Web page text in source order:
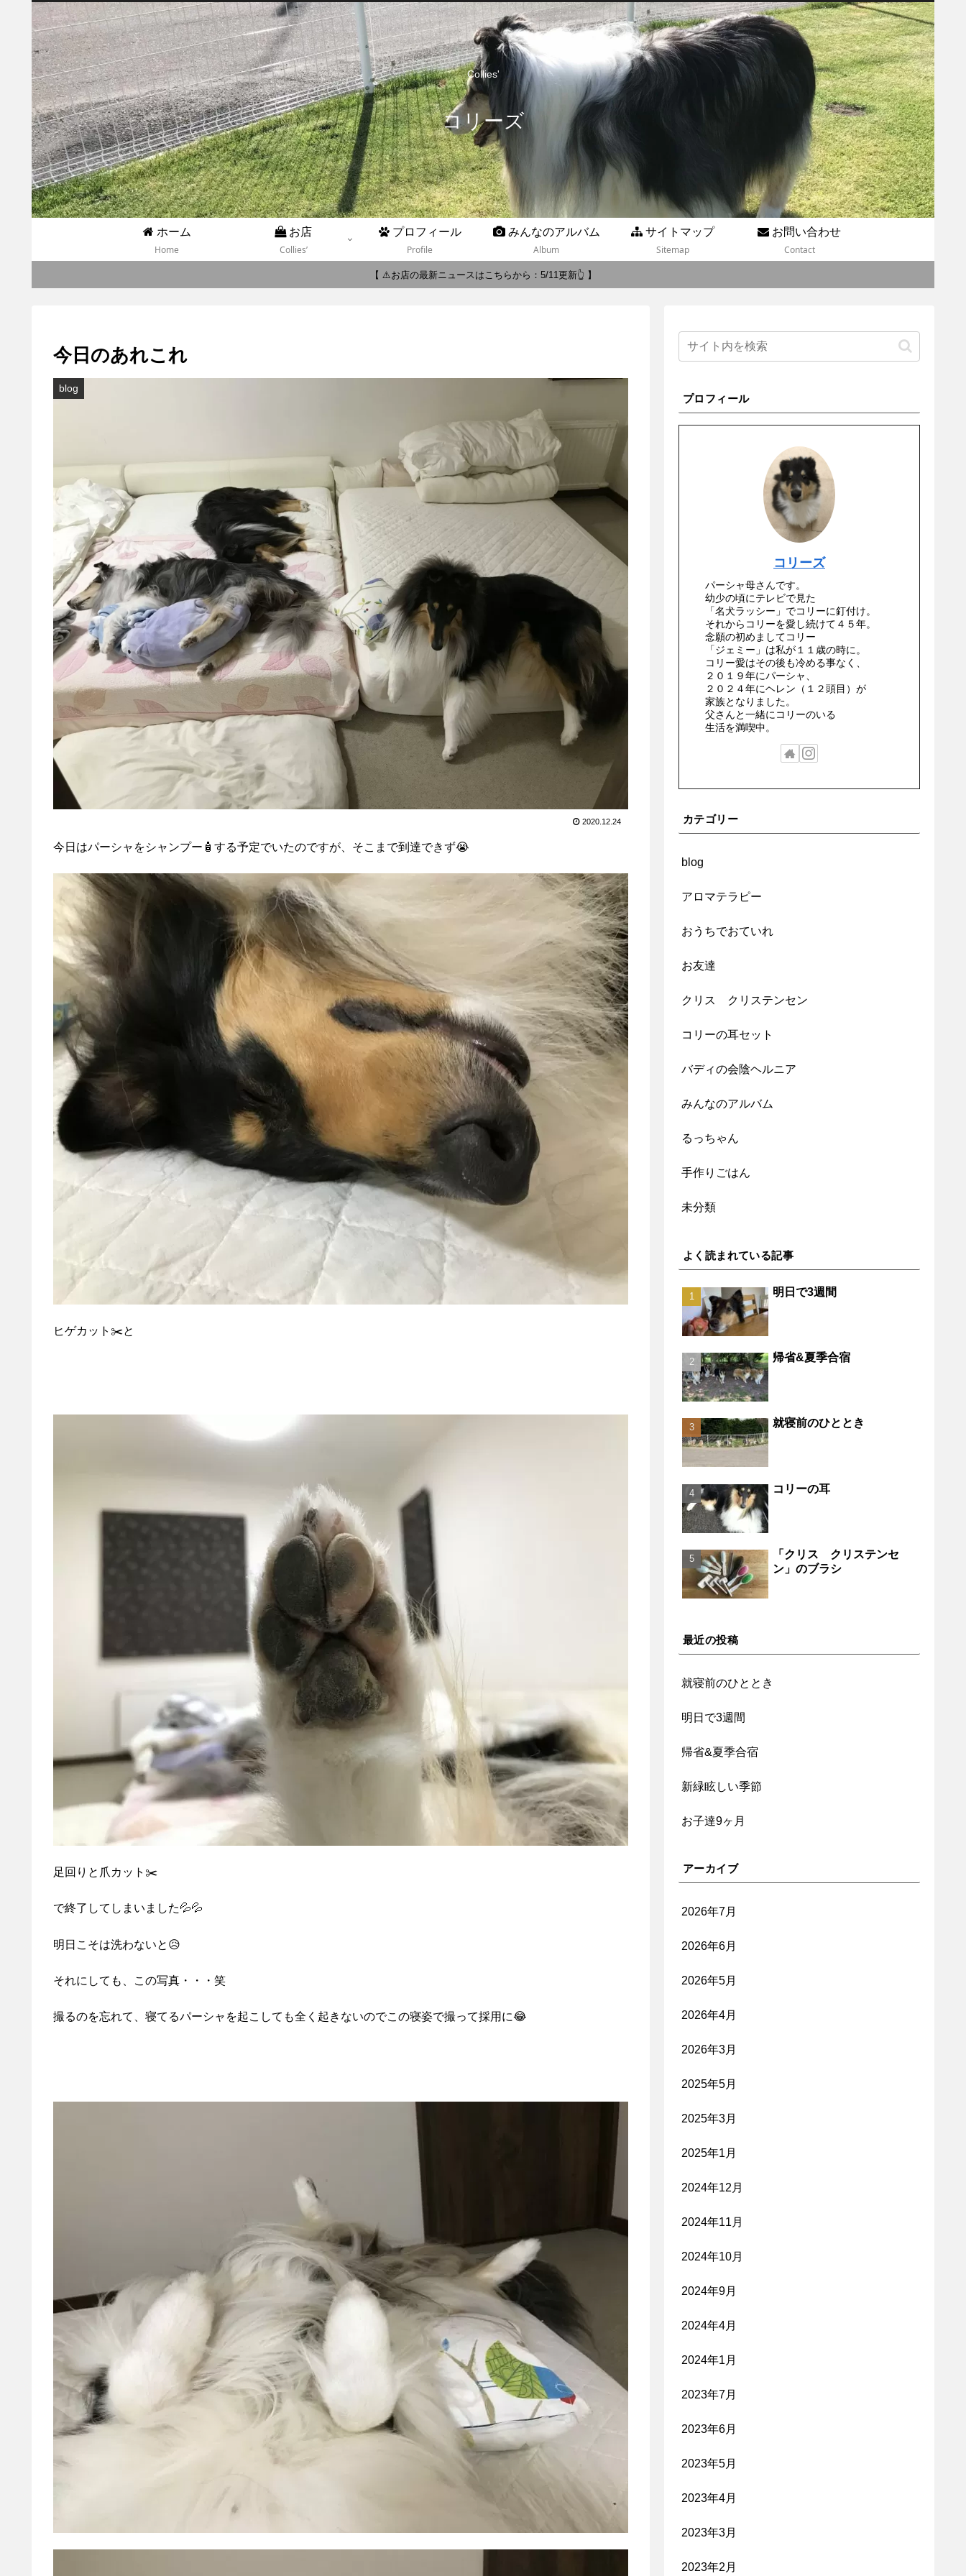
Collies'
コリーズ
ホーム
Home
お店
Collies’
プロフィール
Profile
みんなのアルバム
Album
サイトマップ
Sitemap
お問い合わせ
Contact
【 ⚠️お店の最新ニュースはこちらから：5/11更新👆 】
今日のあれこれ
blog
2020.12.24
今日はパーシャをシャンプー🧴する予定でいたのですが、そこまで到達できず😭
ヒゲカット✂️と
足回りと爪カット✂️
で終了してしまいました💦💦
明日こそは洗わないと😥
それにしても、この写真・・・笑
撮るのを忘れて、寝てるパーシャを起こしても全く起きないのでこの寝姿で撮って採用に😂
プロフィール
コリーズ
パーシャ母さんです。
幼少の頃にテレビで見た
「名犬ラッシー」でコリーに釘付け。
それからコリーを愛し続けて４５年。
念願の初めましてコリー
「ジェミー」は私が１１歳の時に。
コリー愛はその後も冷める事なく、
２０１９年にパーシャ、
２０２４年にヘレン（１２頭目）が
家族となりました。
父さんと一緒にコリーのいる
生活を満喫中。
カテゴリー
blog
アロマテラピー
おうちでおていれ
お友達
クリス クリステンセン
コリーの耳セット
バディの会陰ヘルニア
みんなのアルバム
るっちゃん
手作りごはん
未分類
よく読まれている記事
明日で3週間
帰省&夏季合宿
就寝前のひととき
コリーの耳
「クリス クリステンセ
ン」のブラシ
最近の投稿
就寝前のひととき
明日で3週間
帰省&夏季合宿
新緑眩しい季節
お子達9ヶ月
アーカイブ
2026年7月
2026年6月
2026年5月
2026年4月
2026年3月
2025年5月
2025年3月
2025年1月
2024年12月
2024年11月
2024年10月
2024年9月
2024年4月
2024年1月
2023年7月
2023年6月
2023年5月
2023年4月
2023年3月
2023年2月